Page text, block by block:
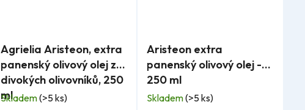
hodnocení
produktu
je
5,0
Agrielia Aristeon, extra
panenský olivový olej z
divokých olivovníků, 250
ml
Skladem(>5 ks)
hodnocení
produktu
je
5,0
Aristeon extra
panenský olivový olej -
250 ml
Skladem(>5 ks)